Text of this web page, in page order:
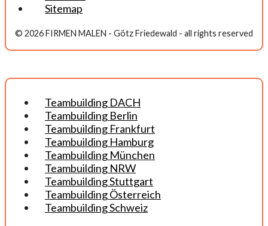
Sitemap
© 2026 FIRMEN MALEN - Götz Friedewald - all rights reserved
Teambuilding DACH
Teambuilding Berlin
Teambuilding Frankfurt
Teambuilding Hamburg
Teambuilding München
Teambuilding NRW
Teambuilding Stuttgart
Teambuilding Österreich
Teambuilding Schweiz